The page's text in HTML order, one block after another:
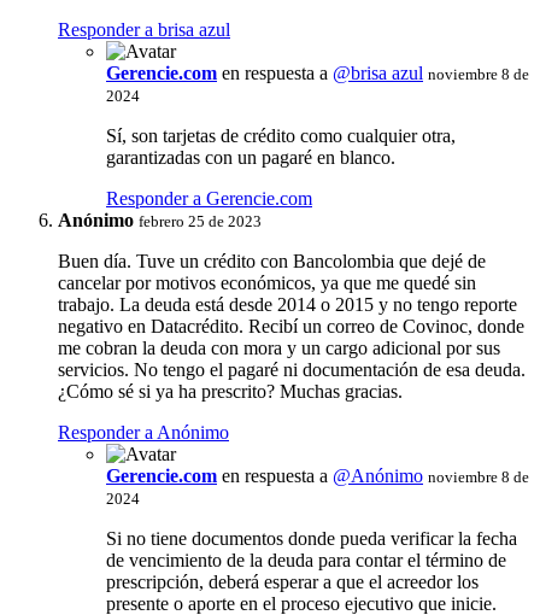
Responder a brisa azul
Gerencie.com en respuesta a @brisa azul noviembre 8 de
2024
Sí, son tarjetas de crédito como cualquier otra,
garantizadas con un pagaré en blanco.
Responder a Gerencie.com
Anónimo febrero 25 de 2023
Buen día. Tuve un crédito con Bancolombia que dejé de
cancelar por motivos económicos, ya que me quedé sin
trabajo. La deuda está desde 2014 o 2015 y no tengo reporte
negativo en Datacrédito. Recibí un correo de Covinoc, donde
me cobran la deuda con mora y un cargo adicional por sus
servicios. No tengo el pagaré ni documentación de esa deuda.
¿Cómo sé si ya ha prescrito? Muchas gracias.
Responder a Anónimo
Gerencie.com en respuesta a @Anónimo noviembre 8 de
2024
Si no tiene documentos donde pueda verificar la fecha
de vencimiento de la deuda para contar el término de
prescripción, deberá esperar a que el acreedor los
presente o aporte en el proceso ejecutivo que inicie.